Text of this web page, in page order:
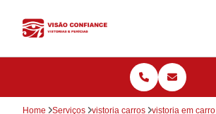
Home Serviços vistoria carros
vistoria em carro